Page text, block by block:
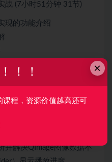
战 (7小时51分钟 31节)
现的功能介绍
建和配置
完成绘制视频widget重载
完成打开失败的界面提示
并解决QImage图像数据不
×
！！
程，资源价值越高还可